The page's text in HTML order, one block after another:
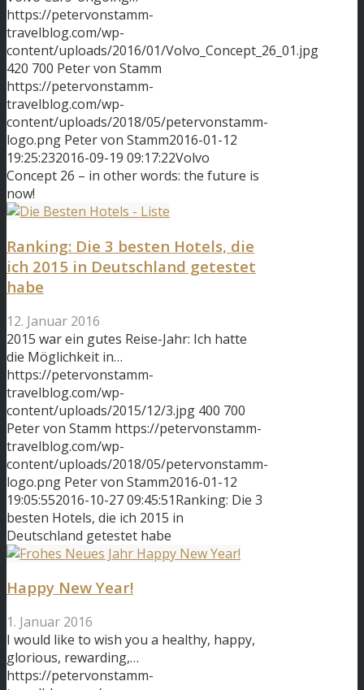
https://petervonstamm-
travelblog.com/wp-
content/uploads/2016/01/Volvo_Concept_26_01.jpg
420 700 Peter von Stamm
https://petervonstamm-
travelblog.com/wp-
content/uploads/2018/05/petervonstamm-
logo.png Peter von Stamm2016-01-12
19:25:232016-09-19 09:17:22Volvo
Concept 26 – in other words: the future is
now!
Ranking: Die 3 besten Hotels, die
ich 2015 in Deutschland getestet
habe
12. Januar 2016
2015 war ein gutes Reise-Jahr: Ich hatte
die Möglichkeit in…
https://petervonstamm-
travelblog.com/wp-
content/uploads/2015/12/3.jpg 400 700
Peter von Stamm https://petervonstamm-
travelblog.com/wp-
content/uploads/2018/05/petervonstamm-
logo.png Peter von Stamm2016-01-12
19:05:552016-10-27 09:45:51Ranking: Die 3
besten Hotels, die ich 2015 in
Deutschland getestet habe
Happy New Year!
1. Januar 2016
I would like to wish you a healthy, happy,
glorious, rewarding,…
https://petervonstamm-